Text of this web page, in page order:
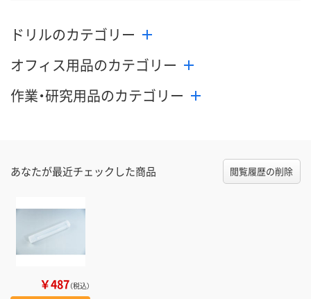
ドリルのカテゴリー
オフィス用品のカテゴリー
作業・研究用品のカテゴリー
あなたが最近チェックした商品 閲覧履歴の削除
￥487（税込）